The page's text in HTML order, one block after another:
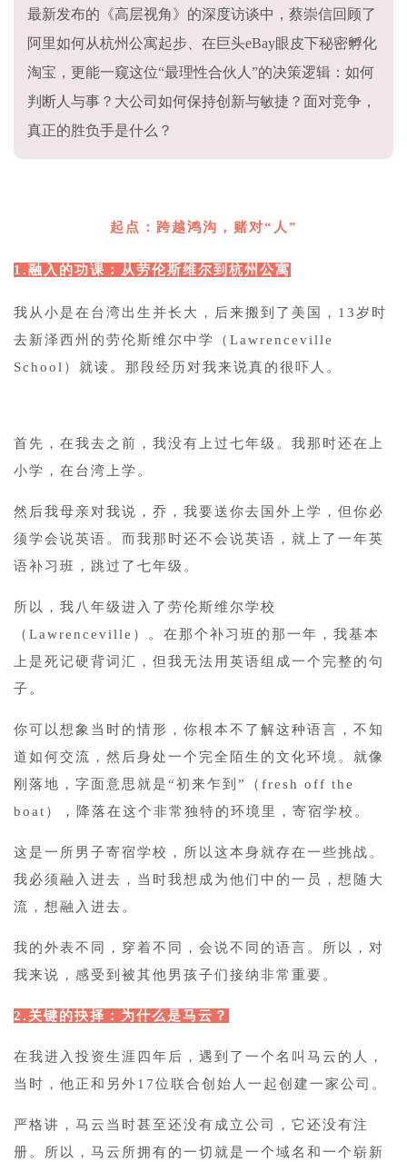
最新发布的《高层视角》的深度访谈中，蔡崇信回顾了
阿里如何从杭州公寓起步、在巨头eBay眼皮下秘密孵化
淘宝，更能一窥这位“最理性合伙人”的决策逻辑：如何
判断人与事？大公司如何保持创新与敏捷？面对竞争，
真正的胜负手是什么？
起点：跨越鸿沟，赌对“人”
1.融入的功课：从劳伦斯维尔到杭州公寓
我从小是在台湾出生并长大，后来搬到了美国，13岁时
去新泽西州的劳伦斯维尔中学（Lawrenceville
School）就读。那段经历对我来说真的很吓人。
首先，在我去之前，我没有上过七年级。我那时还在上
小学，在台湾上学。
然后我母亲对我说，乔，我要送你去国外上学，但你必
须学会说英语。而我那时还不会说英语，就上了一年英
语补习班，跳过了七年级。
所以，我八年级进入了劳伦斯维尔学校
（Lawrenceville）。在那个补习班的那一年，我基本
上是死记硬背词汇，但我无法用英语组成一个完整的句
子。
你可以想象当时的情形，你根本不了解这种语言，不知
道如何交流，然后身处一个完全陌生的文化环境。就像
刚落地，字面意思就是“初来乍到”（fresh off the
boat），降落在这个非常独特的环境里，寄宿学校。
这是一所男子寄宿学校，所以这本身就存在一些挑战。
我必须融入进去，当时我想成为他们中的一员，想随大
流，想融入进去。
我的外表不同，穿着不同，会说不同的语言。所以，对
我来说，感受到被其他男孩子们接纳非常重要。
2.关键的抉择：为什么是马云？
在我进入投资生涯四年后，遇到了一个名叫马云的人，
当时，他正和另外17位联合创始人一起创建一家公司。
严格讲，马云当时甚至还没有成立公司，它还没有注
册。所以，马云所拥有的一切就是一个域名和一个崭新